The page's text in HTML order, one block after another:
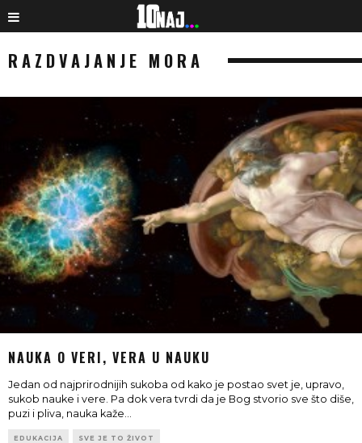
RAZDVAJANJE MORA
NAUKA O VERI, VERA U NAUKU
Jedan od najprirodnijih sukoba od kako je postao svet je, upravo,
sukob nauke i vere. Pa dok vera tvrdi da je Bog stvorio sve što diše,
puzi i pliva, nauka kaže
EDUKACIJA SVE JE TO ŽIVOT